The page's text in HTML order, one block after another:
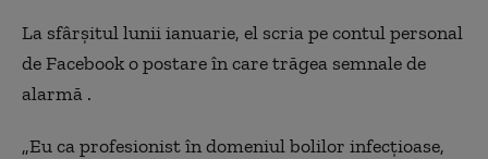
La sfârşitul lunii ianuarie, el scria pe contul personal
de Facebook o postare în care trăgea semnale de
alarmă .
„Eu ca profesionist în domeniul bolilor infecţioase,